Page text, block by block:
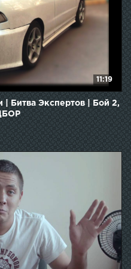
11:19
| Битва Экспертов | Бой 2,